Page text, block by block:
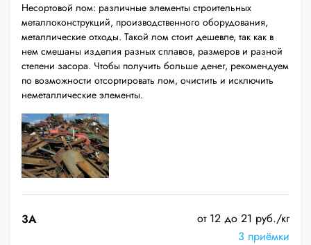
Несортовой лом: различные элементы строительных
металлоконструкций, производственного оборудования,
металлические отходы. Такой лом стоит дешевле, так как в
нем смешаны изделия разных сплавов, размеров и разной
степени засора. Чтобы получить больше денег, рекомендуем
по возможности отсортировать лом, очистить и исключить
неметаллические элементы.
3А
от 12 до 21 руб./кг
3 приёмки